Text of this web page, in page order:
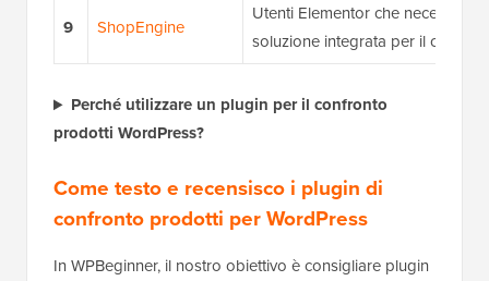
9 ShopEngine
Utenti Elementor che
soluzione integrata per il
Perché utilizzare un plugin per il confronto
prodotti WordPress?
Come testo e recensisco i plugin di
confronto prodotti per WordPress
In WPBeginner, il nostro obiettivo è consigliare plugin